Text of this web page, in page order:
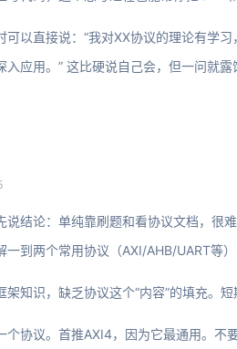
可以直接说：“我对XX协议的理论有学
入应用。” 这比硬说自己会，但一问就
说结论：单纯靠刷题和看协议文档，很
一到两个常用协议（AXI/AHB/UART等
知识，缺乏协议这个“内容”的填充。短
个协议。首推AXI4，因为它最通用。